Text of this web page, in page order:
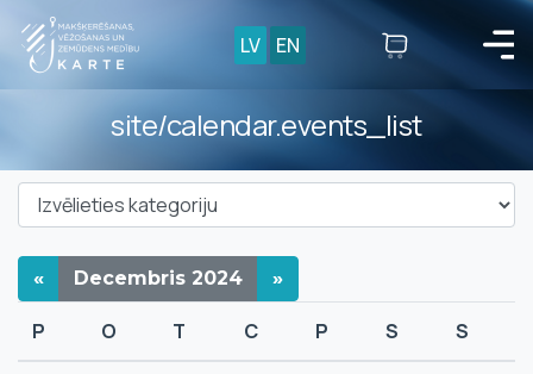
LV EN
site/calendar.events_list
« Decembris 2024 »
P O T C P S S